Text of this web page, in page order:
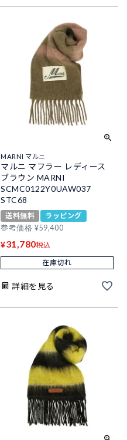
MARNI マルニ
マルニ マフラー レディース
ブラウン MARNI
SCMC0122Y0UAW037
STC68
送料無料
ラッピング
参考価格 ¥59,400
¥31,780税込
在庫切れ
詳細を見る